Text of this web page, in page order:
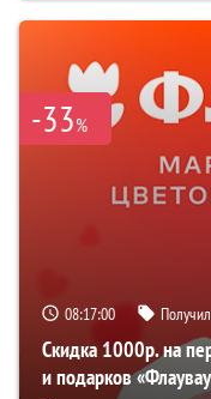
-33%
08:16:59
Скидка 1000р. на
и подарков